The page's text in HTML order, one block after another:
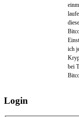
ich
bei
Login